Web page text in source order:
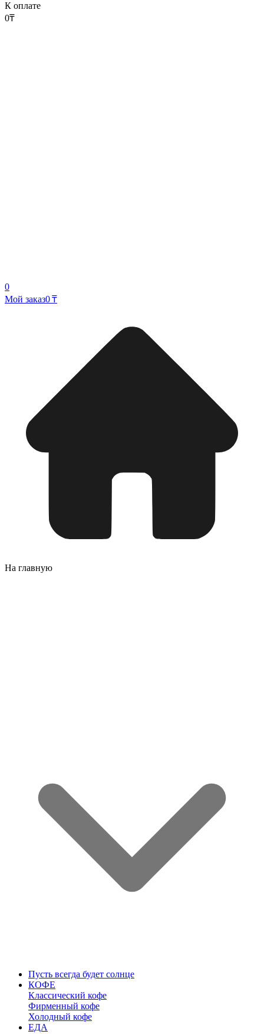
К оплате
0₸
0
Мой заказ0 ₸
На главную
Пусть всегда будет солнце
КОФЕ
Классический кофе
Фирменный кофе
Холодный кофе
ЕДА